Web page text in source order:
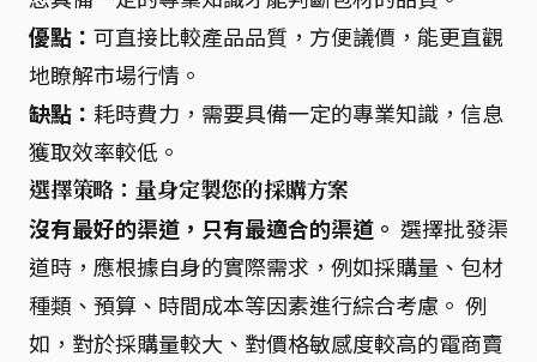
優點： 可直接比較產品品質，方便議價，能更直觀
地瞭解市場行情。
缺點： 耗時費力，需要具備一定的專業知識，信息
獲取效率較低。
選擇策略：量身定製您的採購方案
沒有最好的渠道，只有最適合的渠道。 選擇批發渠
道時，應根據自身的實際需求，例如採購量、包材
種類、預算、時間成本等因素進行綜合考慮。 例
如，對於採購量較大、對價格敏感度較高的電商賣